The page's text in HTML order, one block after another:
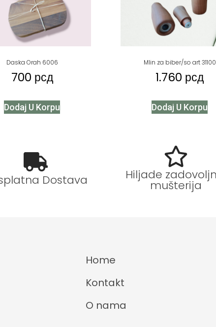
Daska Orah 6006
700 рсд
Dodaj U Korpu
Mlin za biber/so art 31100
1.760 рсд
Dodaj U Korpu
Dostava Hiljade
mušterija
Home
Kontakt
O nama